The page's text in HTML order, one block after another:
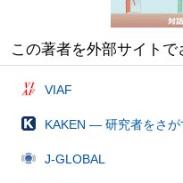
この著者を外部サイトで
VIAF
KAKEN — 研究者をさが
J-GLOBAL